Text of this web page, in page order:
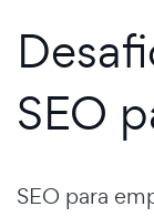
SEO
SEO para